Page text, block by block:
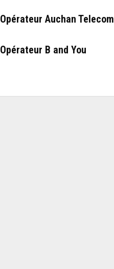
Opérateur Auchan Telecom
Opérateur B and You